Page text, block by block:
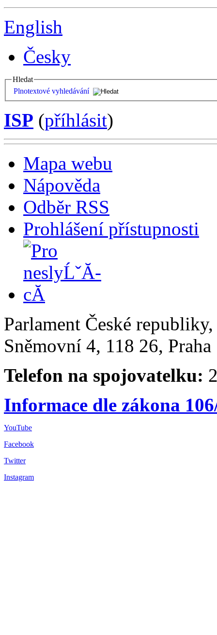
English
Česky
Hledat
Plnotextové vyhledávání
ISP (příhlásit)
Mapa webu
Nápověda
Odběr RSS
Prohlášení přístupnosti
Parlament České
Sněmovní 4, 118 26,
Telefon na spojovatelku:
Informace dle zákona
YouTube
Facebook
Twitter
Instagram